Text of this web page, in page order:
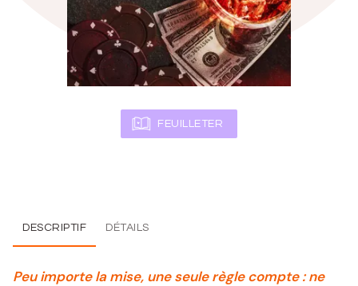
FEUILLETER
DESCRIPTIF DÉTAILS
Peu importe la mise, une seule règle compte : ne